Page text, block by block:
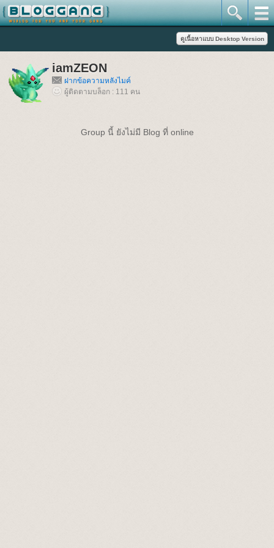
iamZEON
ฝากข้อความหลังไมค์
ผู้ติดตามบล็อก : 111 คน
Group นี้ ยังไม่มี Blog ที่ online